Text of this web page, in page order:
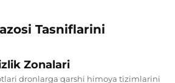
Tasniflarini
Zonalari
dronlarga qarshi himoya tizimlarini